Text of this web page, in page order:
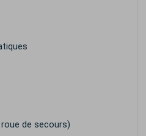
de secours)